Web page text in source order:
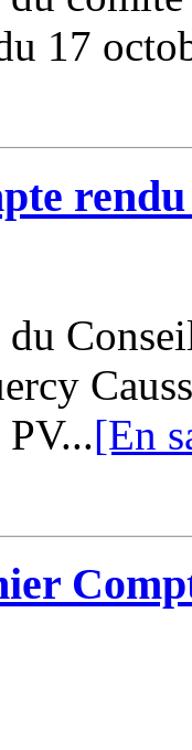
17
[En